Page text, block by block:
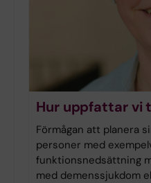
Hur uppfattar vi
Förmågan att planera
personer med
funktionsnedsättning
med demenssjukdom